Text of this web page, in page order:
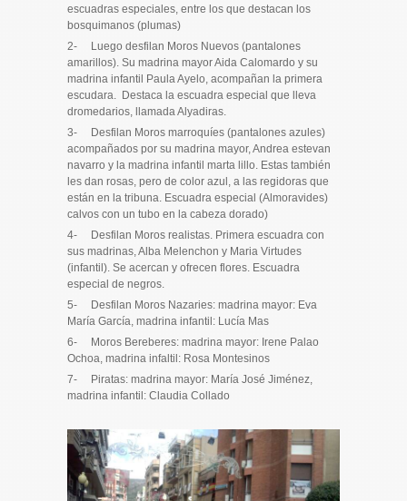
escuadras especiales, entre los que destacan los
bosquimanos (plumas)
2- Luego desfilan Moros Nuevos (pantalones
amarillos). Su madrina mayor Aida Calomardo y su
madrina infantil Paula Ayelo, acompañan la primera
escudara. Destaca la escuadra especial que lleva
dromedarios, llamada Alyadiras.
3- Desfilan Moros marroquíes (pantalones azules)
acompañados por su madrina mayor, Andrea estevan
navarro y la madrina infantil marta lillo. Estas también
les dan rosas, pero de color azul, a las regidoras que
están en la tribuna. Escuadra especial (Almoravides)
calvos con un tubo en la cabeza dorado)
4- Desfilan Moros realistas. Primera escuadra con
sus madrinas, Alba Melenchon y Maria Virtudes
(infantil). Se acercan y ofrecen flores. Escuadra
especial de negros.
5- Desfilan Moros Nazaries: madrina mayor: Eva
María García, madrina infantil: Lucía Mas
6- Moros Bereberes: madrina mayor: Irene Palao
Ochoa, madrina infaltil: Rosa Montesinos
7- Piratas: madrina mayor: María José Jiménez,
madrina infantil: Claudia Collado